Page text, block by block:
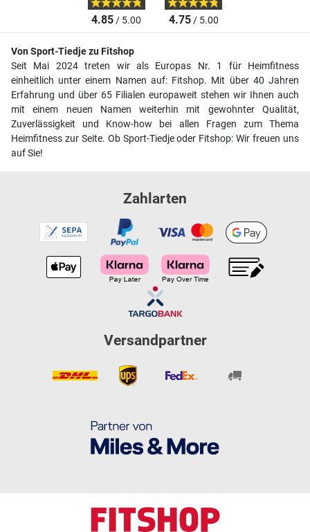
4.85/ 5.00 4.75/ 5.00
Von Sport-Tiedje zu Fitshop
Seit Mai 2024 treten wir als Europas Nr. 1 für Heimfitness
einheitlich unter einem Namen auf: Fitshop. Mit über 40 Jahren
Erfahrung und über 65 Filialen europaweit stehen wir Ihnen auch
mit einem neuen Namen weiterhin mit gewohnter Qualität,
Zuverlässigkeit und Know-how bei allen Fragen zum Thema
Heimfitness zur Seite. Ob Sport-Tiedje oder Fitshop: Wir freuen uns
auf Sie!
Zahlarten
Versandpartner